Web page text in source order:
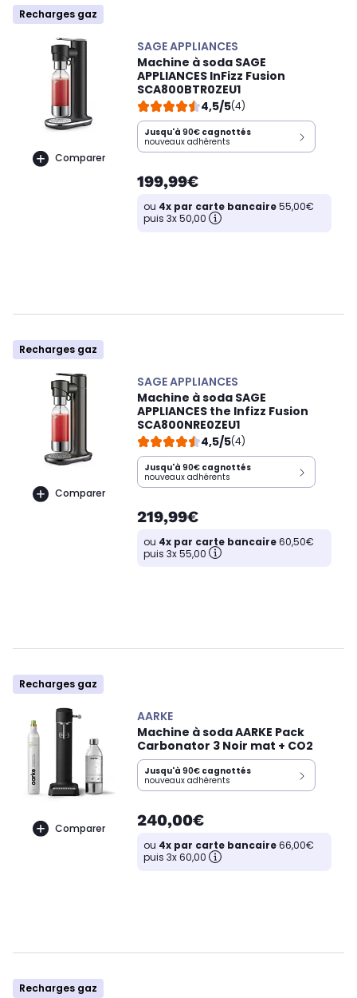
Recharges gaz
Comparer
SAGE APPLIANCES
Machine à soda SAGE
APPLIANCES InFizz Fusion
SCA800BTR0ZEU1
4,5/5(4)
Jusqu'à 90€ cagnottés
nouveaux adhérents
199,99€
ou 4x par carte bancaire55,00€
puis 3x 50,00
Recharges gaz
Comparer
SAGE APPLIANCES
Machine à soda SAGE
APPLIANCES the Infizz Fusion
SCA800NRE0ZEU1
4,5/5(4)
Jusqu'à 90€ cagnottés
nouveaux adhérents
219,99€
ou 4x par carte bancaire60,50€
puis 3x 55,00
Recharges gaz
Comparer
AARKE
Machine à soda AARKE Pack
Carbonator 3 Noir mat + CO2
Jusqu'à 90€ cagnottés
nouveaux adhérents
240,00€
ou 4x par carte bancaire66,00€
puis 3x 60,00
Recharges gaz